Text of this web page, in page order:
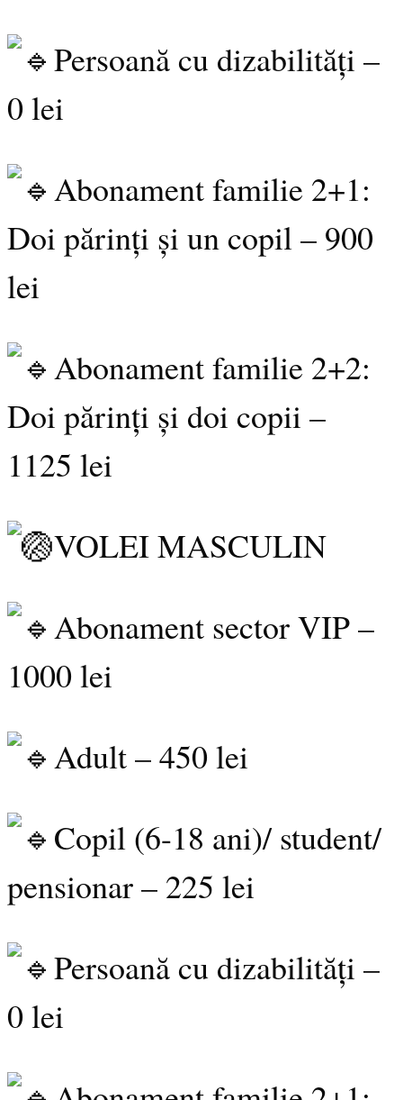
Persoană cu dizabilități –
0 lei
Abonament familie 2+1:
Doi părinți și un copil – 900
lei
Abonament familie 2+2:
Doi părinți și doi copii –
1125 lei
VOLEI MASCULIN
Abonament sector VIP –
1000 lei
Adult – 450 lei
Copil (6-18 ani)/ student/
pensionar – 225 lei
Persoană cu dizabilități –
0 lei